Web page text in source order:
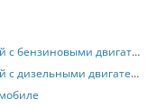
двигателями
двигателями